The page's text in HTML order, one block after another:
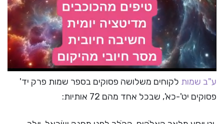
ע"ב שמות לקוחים משלושה פסוקים בספר שמות פרק יד'
פסוקים יט'-כא', שבכל אחד מהם 72 אותיות: